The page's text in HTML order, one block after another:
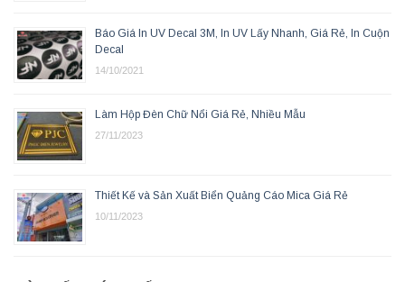
Báo Giá In UV Decal 3M, In UV Lấy Nhanh, Giá Rẻ, In Cuộn
Decal
14/10/2021
Làm Hộp Đèn Chữ Nổi Giá Rẻ, Nhiều Mẫu
27/11/2023
Thiết Kế và Sản Xuất Biển Quảng Cáo Mica Giá Rẻ
10/11/2023